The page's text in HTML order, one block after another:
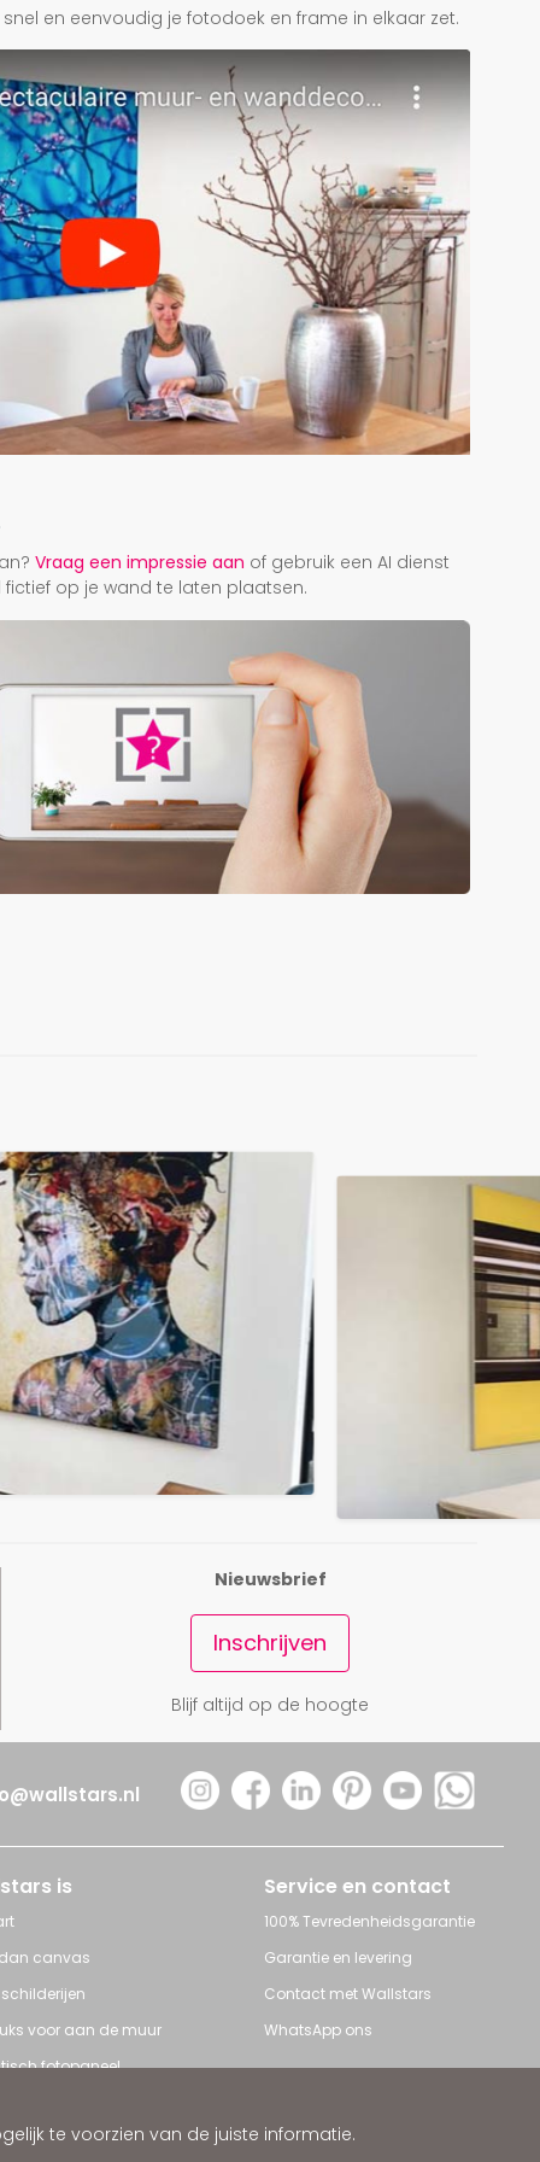
te voorzien van de juiste informatie.
en eenvoudig je fotodoek en frame in elkaar zet.
Vraag een impressie aan of gebruik een AI dienst
op je wand te laten plaatsen.
Nieuwsbrief
Inschrijven
Blijf altijd op de hoogte
is
canvas
voor aan de muur
fotopaneel
Service en contact
100% Tevredenheidsgarantie
Garantie en levering
Contact met Wallstars
WhatsApp ons